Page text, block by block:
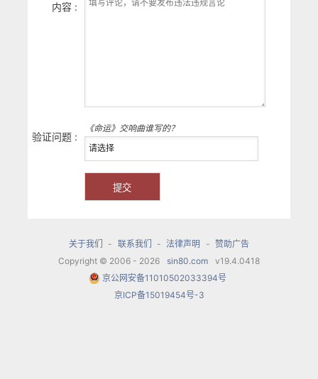
内容 :
验证问题 :
《命运》交响曲谁写的？
关于我们 - 联系我们 - 法律声明 - 赞助广告
Copyright © 2006 - 2026
sin80.com
v19.4.0418
京公网安备11010502033394号
京ICP备15019454号-3